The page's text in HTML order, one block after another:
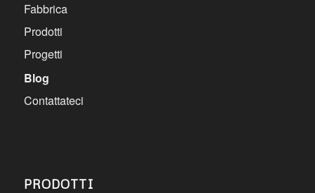
Fabbrica
Prodotti
Progetti
Blog
Contattateci
PRODOTTI